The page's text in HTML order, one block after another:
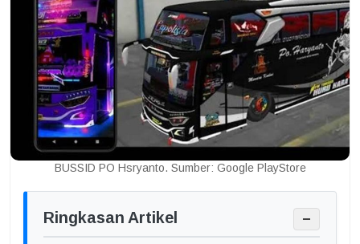
BUSSID PO Hsryanto. Sumber: Google PlayStore
Ringkasan Artikel −